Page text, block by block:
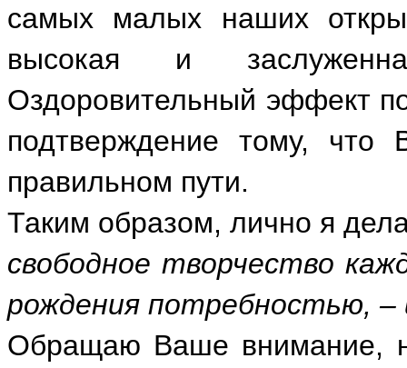
самых малых наших
высокая и
Оздоровительный эффект
подтверждение тому,
правильном пути.
Таким образом, лично я
свободное творчество
рождения потребностью, –
Обращаю Ваше внимание,